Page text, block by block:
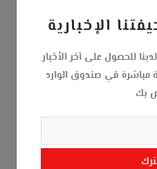
الإخبارية
للحصول على آخر الأخبار
مباشرة في صندوق الوارد
بك